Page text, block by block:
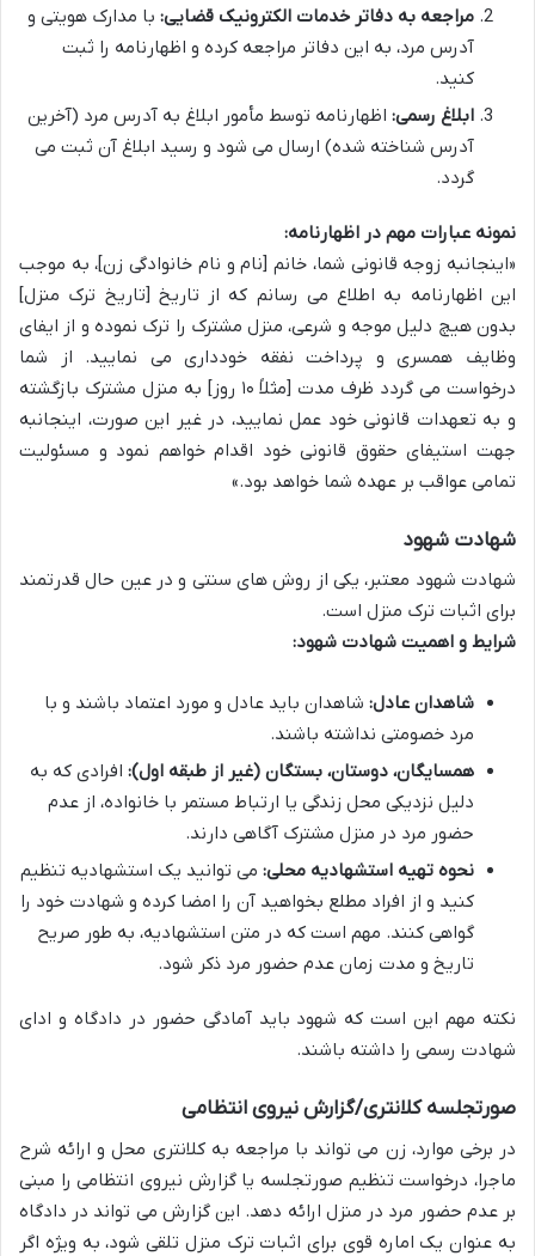
مراجعه به دفاتر خدمات الکترونیک قضایی: با مدارک هویتی و
آدرس مرد، به این دفاتر مراجعه کرده و اظهارنامه را ثبت
کنید.
ابلاغ رسمی: اظهارنامه توسط مأمور ابلاغ به آدرس مرد (آخرین
آدرس شناخته شده) ارسال می شود و رسید ابلاغ آن ثبت می
گردد.
نمونه عبارات مهم در اظهارنامه:
«اینجانبه زوجه قانونی شما، خانم [نام و نام خانوادگی زن]، به موجب
این اظهارنامه به اطلاع می رسانم که از تاریخ [تاریخ ترک منزل]
بدون هیچ دلیل موجه و شرعی، منزل مشترک را ترک نموده و از ایفای
وظایف همسری و پرداخت نفقه خودداری می نمایید. از شما
درخواست می گردد ظرف مدت [مثلاً ۱۰ روز] به منزل مشترک بازگشته
و به تعهدات قانونی خود عمل نمایید، در غیر این صورت، اینجانبه
جهت استیفای حقوق قانونی خود اقدام خواهم نمود و مسئولیت
تمامی عواقب بر عهده شما خواهد بود.»
شهادت شهود
شهادت شهود معتبر، یکی از روش های سنتی و در عین حال قدرتمند
برای اثبات ترک منزل است.
شرایط و اهمیت شهادت شهود:
شاهدان عادل: شاهدان باید عادل و مورد اعتماد باشند و با
مرد خصومتی نداشته باشند.
همسایگان، دوستان، بستگان (غیر از طبقه اول): افرادی که به
دلیل نزدیکی محل زندگی یا ارتباط مستمر با خانواده، از عدم
حضور مرد در منزل مشترک آگاهی دارند.
نحوه تهیه استشهادیه محلی: می توانید یک استشهادیه تنظیم
کنید و از افراد مطلع بخواهید آن را امضا کرده و شهادت خود را
گواهی کنند. مهم است که در متن استشهادیه، به طور صریح
تاریخ و مدت زمان عدم حضور مرد ذکر شود.
نکته مهم این است که شهود باید آمادگی حضور در دادگاه و ادای
شهادت رسمی را داشته باشند.
صورتجلسه کلانتری/گزارش نیروی انتظامی
در برخی موارد، زن می تواند با مراجعه به کلانتری محل و ارائه شرح
ماجرا، درخواست تنظیم صورتجلسه یا گزارش نیروی انتظامی را مبنی
بر عدم حضور مرد در منزل ارائه دهد. این گزارش می تواند در دادگاه
به عنوان یک اماره قوی برای اثبات ترک منزل تلقی شود، به ویژه اگر